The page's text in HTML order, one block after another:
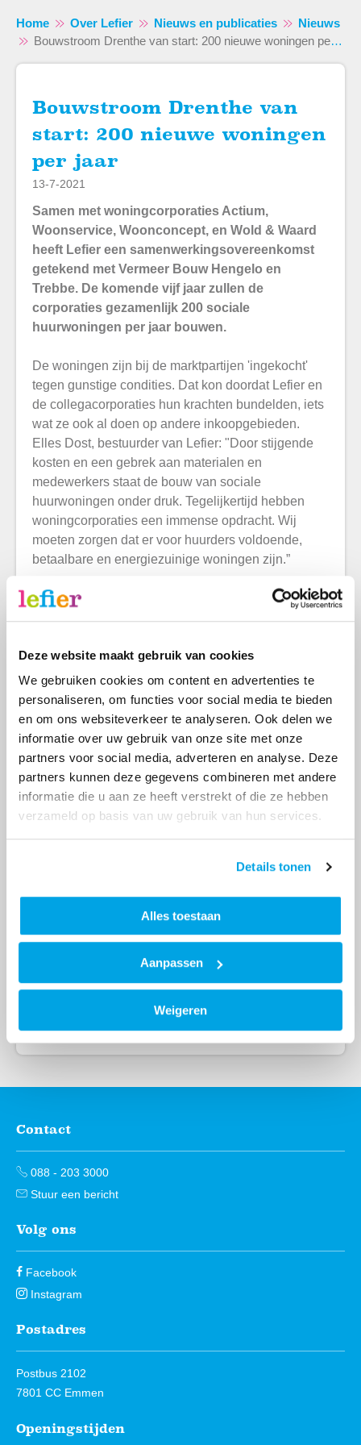
Deze website maakt gebruik van cookies
We gebruiken cookies om content en advertenties te
personaliseren, om functies voor social media te bieden
en om ons websiteverkeer te analyseren. Ook delen we
informatie over uw gebruik van onze site met onze
partners voor social media, adverteren en analyse. Deze
partners kunnen deze gegevens combineren met andere
informatie die u aan ze heeft verstrekt of die ze hebben
verzameld op basis van uw gebruik van hun services.
Details tonen
Alles toestaan
Aanpassen
Weigeren
Home Over Lefier Nieuws en publicaties
Nieuws
Bouwstroom Drenthe van start: 200 nieuwe woningen per jaar
Bouwstroom Drenthe van
start: 200 nieuwe woningen
per jaar
13-7-2021
Samen met woningcorporaties Actium,
Woonservice, Woonconcept, en Wold & Waard
heeft Lefier een samenwerkingsovereenkomst
getekend met Vermeer Bouw Hengelo en
Trebbe. De komende vijf jaar zullen de
corporaties gezamenlijk 200 sociale
huurwoningen per jaar bouwen.
De woningen zijn bij de marktpartijen 'ingekocht'
tegen gunstige condities. Dat kon doordat Lefier en
de collegacorporaties hun krachten bundelden, iets
wat ze ook al doen op andere inkoopgebieden.
Elles Dost, bestuurder van Lefier: "Door stijgende
kosten en een gebrek aan materialen en
medewerkers staat de bouw van sociale
huurwoningen onder druk. Tegelijkertijd hebben
woningcorporaties een immense opdracht. Wij
moeten zorgen dat er voor huurders voldoende,
betaalbare en energiezuinige woningen zijn.”
Win-win
Drenthe. Slimmer bouwen, meer samenwerken en
daarmee meer vernieuwing en efficiëntie bereiken
is het hoofddoel. Een win-winsituatie voor alle
partijen. Bovendien is er volop ruimte voor
(toekomstige) bewoners om te participeren in het
proces en daarmee veel aandacht voor hun wensen
en behoeften. Traditionele rollen en processen
worden bewust losgelaten, vernieuwing geforceerd.
Op de foto van links naar rechts: Bert Horst
Coen Titulaer (Dura Vermeer Bouw Hengelo), Rob
Hoogeveen (Actium), Janneke Klijn (Wold &
Contactinformatie
Contact
088 - 203 3000
Stuur een bericht
Volg ons
Facebook
Instagram
Postadres
Postbus 2102
7801 CC Emmen
Openingstijden